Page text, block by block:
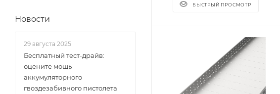
БЫСТРЫЙ ПРОСМОТР
Новости
29 августа 2025
Бесплатный тест-драйв:
оцените мощь
аккумуляторного
гвоздезабивного пистолета